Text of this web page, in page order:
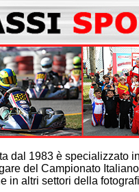
dal 1983 è specializzato
del Campionato
in altri settori della
€. 50,00
€. 20,00
€. 40,00
€.
€. 40,00
€.
€. 40,00
€. 32,00
€. 30,00
€. 25,00
€. 45,00